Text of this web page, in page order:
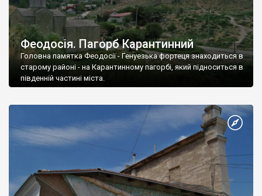
Феодосія. Пагорб Карантинний
Головна памятка Феодосії - Генуезька фортеця знаходиться в
старому районі - на Карантинному пагорбі, який підноситься в
південній частині міста.